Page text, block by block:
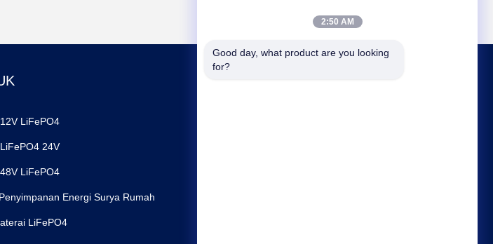
LiFePO4
24V
LiFePO4
Energi Surya Rumah
LiFePO4
2:50 AM
Good day, what product are you looking
for?